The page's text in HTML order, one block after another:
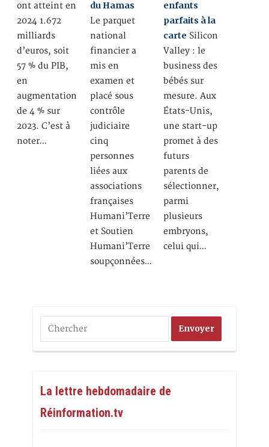
ont atteint en
2024 1.672
milliards
d’euros, soit
57 % du PIB,
en
augmentation
de 4 % sur
2023. C’est à
noter…
du Hamas
Le parquet
national
financier a
mis en
examen et
placé sous
contrôle
judiciaire
cinq
personnes
liées aux
associations
françaises
Humani’Terre
et Soutien
Humani’Terre
soupçonnées…
enfants
parfaits à la
carte Silicon
Valley : le
business des
bébés sur
mesure. Aux
États-Unis,
une start-up
promet à des
futurs
parents de
sélectionner,
parmi
plusieurs
embryons,
celui qui…
La lettre hebdomadaire de
Réinformation.tv